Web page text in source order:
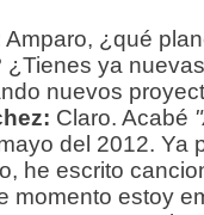
Amparo, ¿qué
¿Tienes ya
nuevos
Claro. Acabé
del 2012. Ya
he escrito
momento estoy